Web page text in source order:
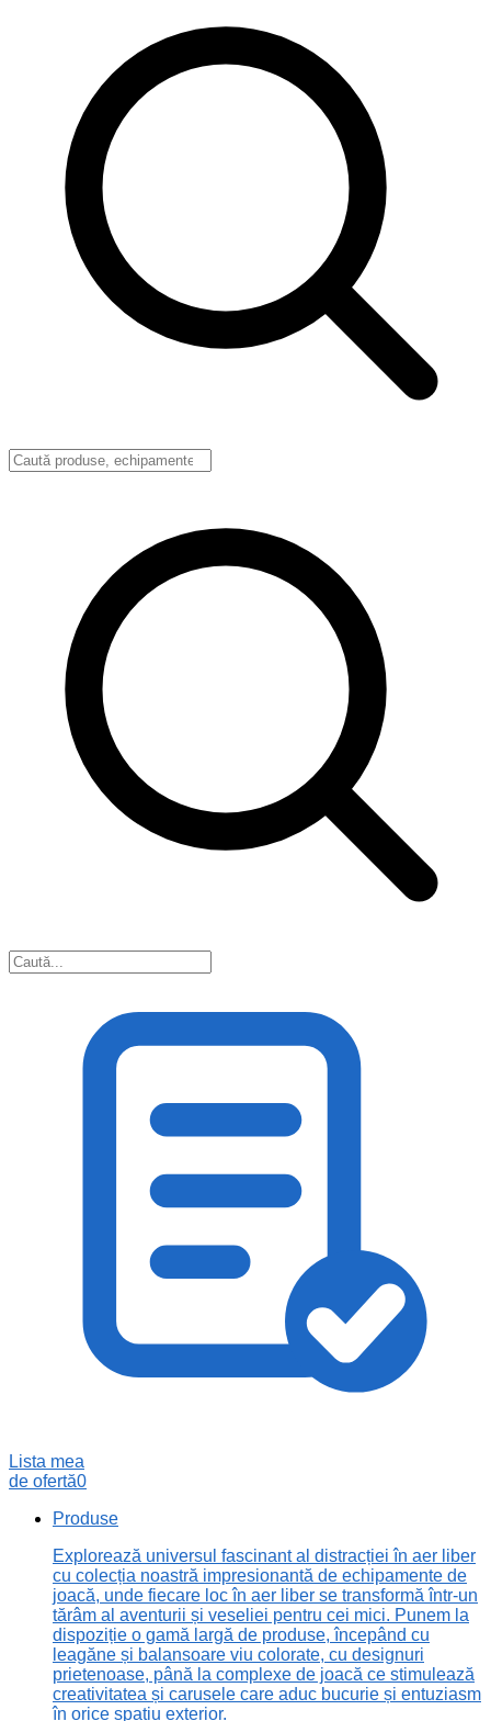
Lista mea
de ofertă0
Produse
Explorează universul fascinant al distracției în aer liber
cu colecția noastră impresionantă de echipamente de
joacă, unde fiecare loc în aer liber se transformă într-un
tărâm al aventurii și veseliei pentru cei mici. Punem la
dispoziție o gamă largă de produse, începând cu
leagăne și balansoare viu colorate, cu designuri
prietenoase, până la complexe de joacă ce stimulează
creativitatea și carusele care aduc bucurie și entuziasm
în orice spațiu exterior.